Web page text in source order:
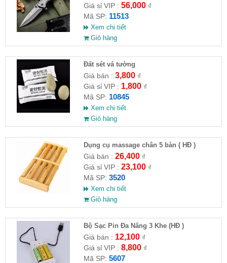
Giá sỉ VIP : 56,000₫
Mã SP: 11513
Xem chi tiết
Giỏ hàng
Đất sét vá tường
Giá bán : 3,800₫
Giá sỉ VIP : 1,800₫
Mã SP: 10845
Xem chi tiết
Giỏ hàng
Dụng cụ massage chân 5 bàn ( HĐ )
Giá bán : 26,400₫
Giá sỉ VIP : 23,100₫
Mã SP: 3520
Xem chi tiết
Giỏ hàng
Bộ Sạc Pin Đa Năng 3 Khe (HĐ )
Giá bán : 12,100₫
Giá sỉ VIP : 8,800₫
Mã SP: 5607